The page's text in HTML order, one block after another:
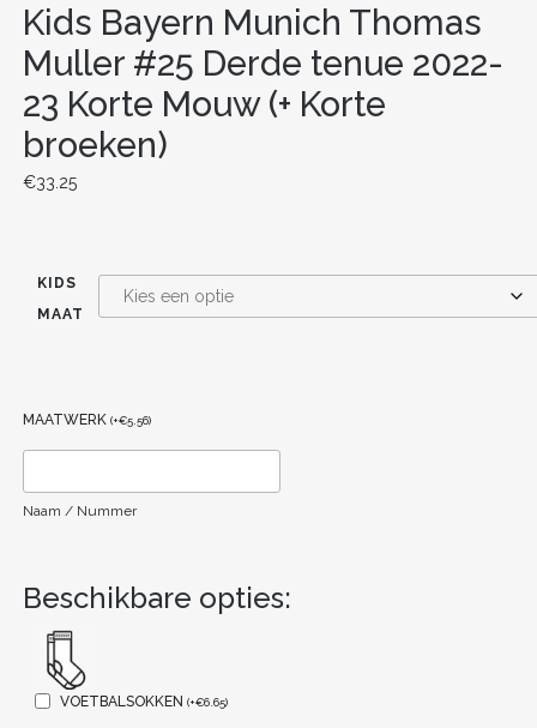
Kids Bayern Munich Thomas
Muller #25 Derde tenue 2022-
23 Korte Mouw (+ Korte
broeken)
€33.25
KIDS
MAAT
MAATWERK (+€5.56)
Naam / Nummer
Beschikbare opties:
VOETBALSOKKEN (+€6.65)